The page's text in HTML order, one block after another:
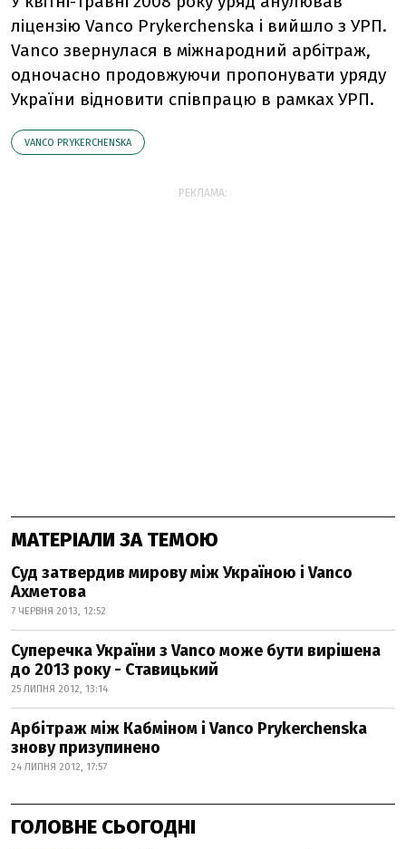
ліцензію Vanco Prykerchenska і вийшло з УРП.
Vanсo звернулася в міжнародний арбітраж,
одночасно продовжуючи пропонувати уряду
України відновити співпрацю в рамках УРП.
VANCO PRYKERCHENSKA
РЕКЛАМА:
МАТЕРІАЛИ ЗА ТЕМОЮ
Суд затвердив мирову між Україною і Vanco
Ахметова
7 ЧЕРВНЯ 2013, 12:52
Суперечка України з Vanco може бути вирішена
до 2013 року - Ставицький
25 ЛИПНЯ 2012, 13:14
Арбітраж між Кабміном і Vanco Prykerchenska
знову призупинено
24 ЛИПНЯ 2012, 17:57
ГОЛОВНЕ СЬОГОДНІ